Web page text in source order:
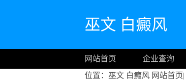
巫文 白癜风
网站首页 企业查询
位置：巫文 白癜风 网站首页|